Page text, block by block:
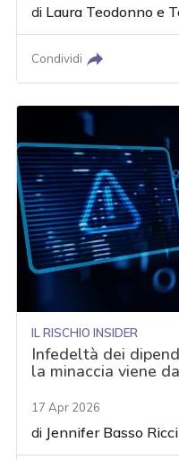
di Laura Teodonno e
Condividi
IL RISCHIO INSIDER
Infedeltà dei
la minaccia viene
17 Apr 2026
di Jennifer Basso Ricci